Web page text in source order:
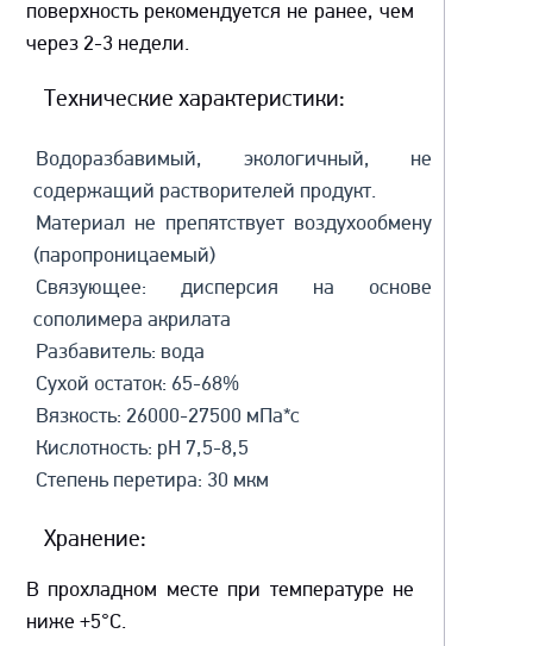
поверхность рекомендуется не ранее, чем
через 2-3 недели.
Технические характеристики:
Водоразбавимый, экологичный, не
содержащий растворителей продукт.
Материал не препятствует воздухообмену
(паропроницаемый)
Связующее: дисперсия на основе
сополимера акрилата
Разбавитель: вода
Сухой остаток: 65-68%
Вязкость: 26000-27500 мПа*с
Кислотность: рН 7,5-8,5
Степень перетира: 30 мкм
Хранение:
В прохладном месте при температуре не
ниже +5°C.